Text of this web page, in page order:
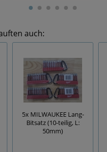
auch:
5x MILWAUKEE Lang-
Bitsatz (10-teilig, L:
50mm)